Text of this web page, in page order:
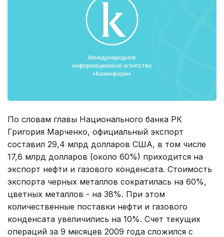
По словам главы Национального банка РК
Григория Марченко, официальный экспорт
составил 29,4 млрд долларов США, в том числе
17,6 млрд долларов (около 60%) приходится на
экспорт нефти и газового конденсата. Стоимость
экспорта черных металлов сократилась на 60%,
цветных металлов - на 38%. При этом
количественные поставки нефти и газового
конденсата увеличились на 10%. Счет текущих
операций за 9 месяцев 2009 года сложился с